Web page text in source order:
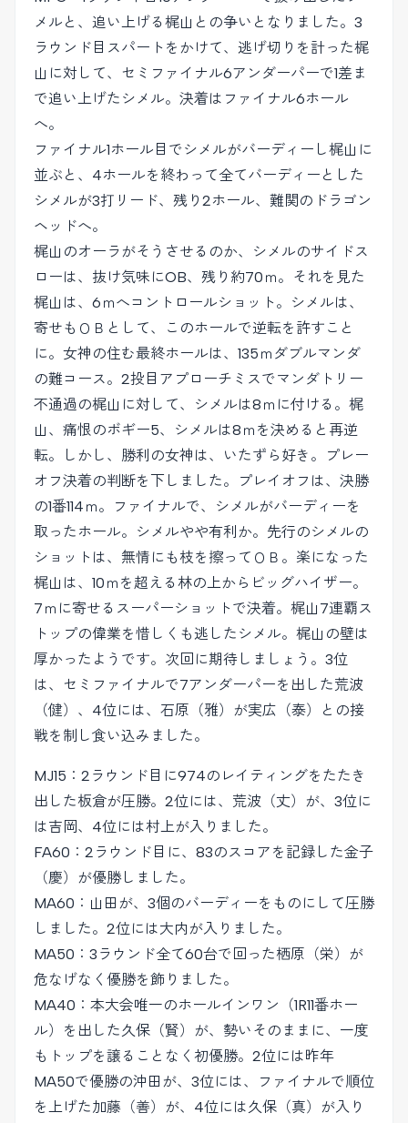
メルと、追い上げる梶山との争いとなりました。3
ラウンド目スパートをかけて、逃げ切りを計った梶
山に対して、セミファイナル6アンダーパーで1差ま
で追い上げたシメル。決着はファイナル6ホール
へ。
ファイナル1ホール目でシメルがバーディーし梶山に
並ぶと、4ホールを終わって全てバーディーとした
シメルが3打リード、残り2ホール、難関のドラゴン
ヘッドへ。
梶山のオーラがそうさせるのか、シメルのサイドス
ローは、抜け気味にOB、残り約70ｍ。それを見た
梶山は、6ｍへコントロールショット。シメルは、
寄せもＯＢとして、このホールで逆転を許すこと
に。女神の住む最終ホールは、135ｍダブルマンダ
の難コース。2投目アプローチミスでマンダトリー
不通過の梶山に対して、シメルは8ｍに付ける。梶
山、痛恨のボギー5、シメルは8ｍを決めると再逆
転。しかし、勝利の女神は、いたずら好き。プレー
オフ決着の判断を下しました。プレイオフは、決勝
の1番114ｍ。ファイナルで、シメルがバーディーを
取ったホール。シメルやや有利か。先行のシメルの
ショットは、無情にも枝を擦ってＯＢ。楽になった
梶山は、10ｍを超える林の上からビッグハイザー。
7ｍに寄せるスーパーショットで決着。梶山7連覇ス
トップの偉業を惜しくも逃したシメル。梶山の壁は
厚かったようです。次回に期待しましょう。3位
は、セミファイナルで7アンダーパーを出した荒波
（健）、4位には、石原（雅）が実広（泰）との接
戦を制し食い込みました。
MJ15：2ラウンド目に974のレイティングをたたき
出した板倉が圧勝。2位には、荒波（丈）が、3位に
は吉岡、4位には村上が入りました。
FA60：2ラウンド目に、83のスコアを記録した金子
（慶）が優勝しました。
MA60：山田が、3個のバーディーをものにして圧勝
しました。2位には大内が入りました。
MA50：3ラウンド全て60台で回った栖原（栄）が
危なげなく優勝を飾りました。
MA40：本大会唯一のホールインワン（1R11番ホー
ル）を出した久保（賢）が、勢いそのままに、一度
もトップを譲ることなく初優勝。2位には昨年
MA50で優勝の沖田が、3位には、ファイナルで順位
を上げた加藤（善）が、4位には久保（真）が入り